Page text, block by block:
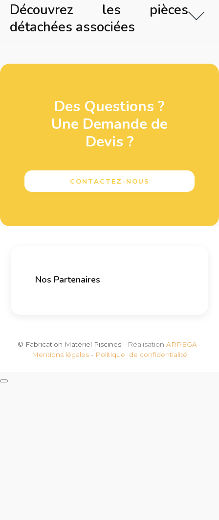
Découvrez les pièces
détachées associées
Des Questions ?
Une Demande de
Devis ?
CONTACTEZ-NOUS
Nos Partenaires
© Fabrication Matériel Piscines - Réalisation ARPEGA -
Mentions légales - Politique de confidentialité